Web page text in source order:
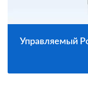
Управляемый